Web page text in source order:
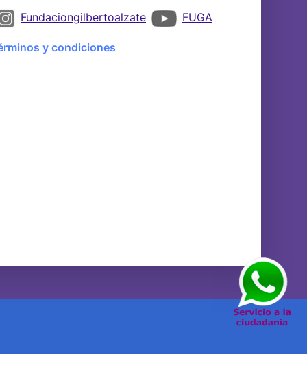
Fundaciongilbertoalzate
FUGA
y condiciones